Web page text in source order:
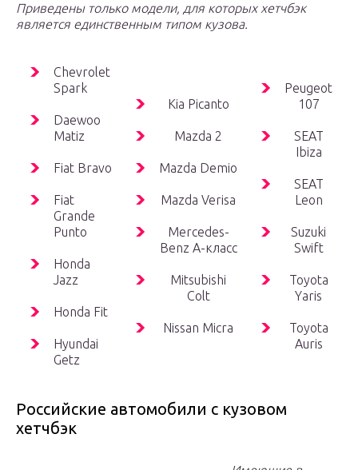
Приведены только модели, для которых хетчбэк
является единственным типом кузова.
Chevrolet
Spark
Daewoo
Matiz
Fiat Bravo
Fiat
Grande
Punto
Honda
Jazz
Honda Fit
Hyundai
Getz
Kia Picanto
Mazda 2
Mazda Demio
Mazda Verisa
Mercedes-
Benz A-класс
Mitsubishi
Colt
Nissan Micra
Peugeot
107
SEAT
Ibiza
SEAT
Leon
Suzuki
Swift
Toyota
Yaris
Toyota
Auris
Российские автомобили с кузовом
хетчбэк